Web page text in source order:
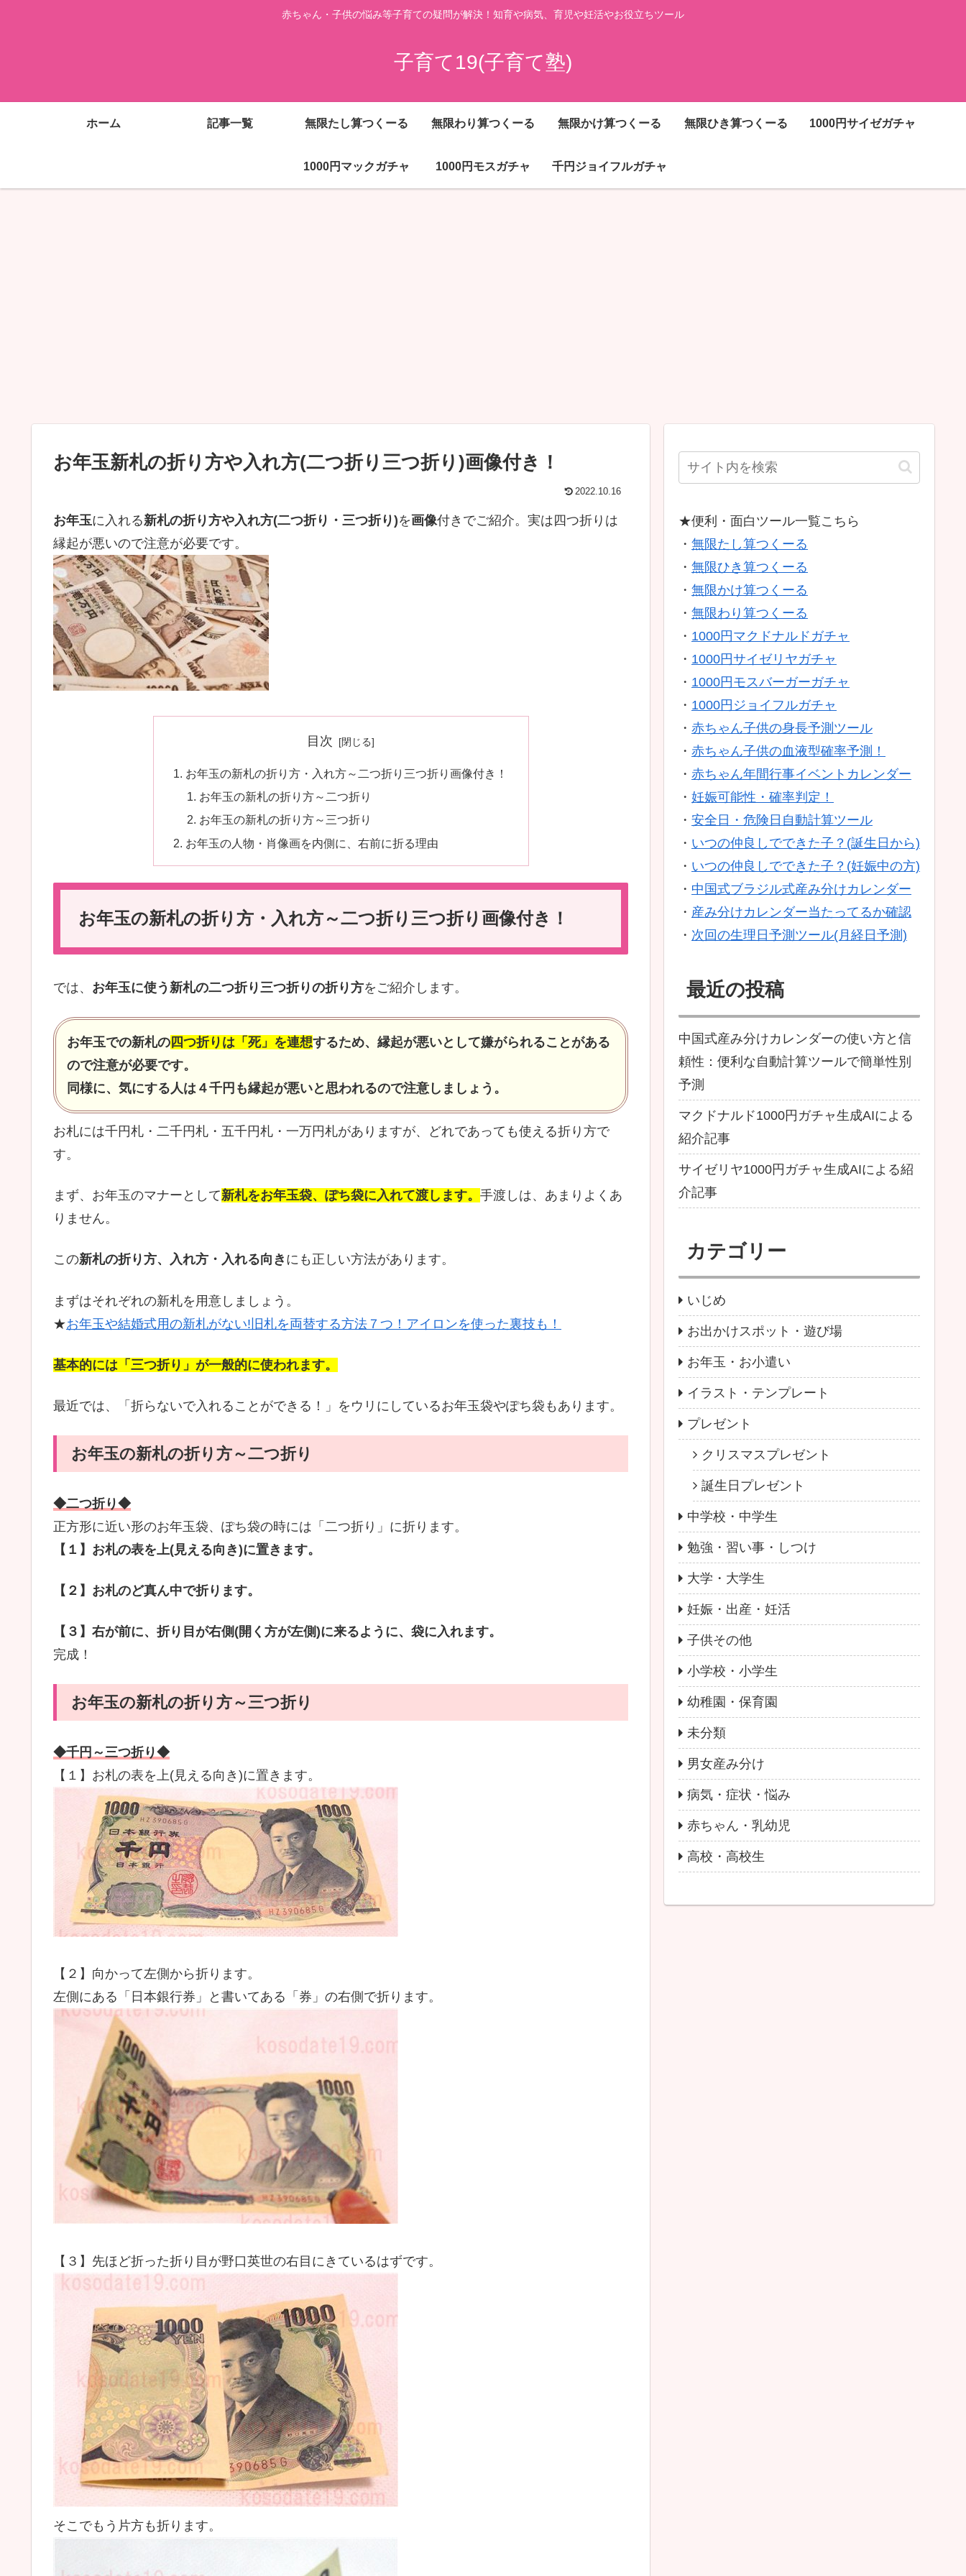
赤ちゃん・子供の悩み等子育ての疑問が解決！知育や病気、育児や妊活やお役立ちツール
子育て19(子育て塾)
ホーム 記事一覧 無限たし算つくーる 無限わり算つくーる 無限かけ算つくーる 無限ひき算つくーる 1000円サイゼガチャ
1000円マックガチャ 1000円モスガチャ 千円ジョイフルガチャ
お年玉新札の折り方や入れ方(二つ折り三つ折り)画像付き！
2022.10.16
お年玉に入れる新札の折り方や入れ方(二つ折り・三つ折り)を画像付きでご紹介。実は四つ折りは
縁起が悪いので注意が必要です。
目次
お年玉の新札の折り方・入れ方～二つ折り三つ折り画像付き！
お年玉の新札の折り方～二つ折り
お年玉の新札の折り方～三つ折り
お年玉の人物・肖像画を内側に、右前に折る理由
お年玉の新札の折り方・入れ方～二つ折り三つ折り画像付き！
では、 お年玉に使う新札の二つ折り三つ折りの折り方をご紹介します。
お年玉での新札の 四つ折りは「死」を連想するため、縁起が悪いとして嫌がられることがある
ので注意が必要です。
同様に、気にする人は４千円も縁起が悪いと思われるので注意しましょう。
お札には千円札・二千円札・五千円札・一万円札がありますが、どれであっても使える折り方で
す。
まず、お年玉のマナーとして新札をお年玉袋、ぽち袋に入れて渡します。 手渡しは、あまりよくあ
りません。
この新札の折り方、入れ方・入れる向き にも正しい方法があります。
まずはそれぞれの新札を用意しましょう。
★お年玉や結婚式用の新札がない!旧札を両替する方法７つ！アイロンを使った裏技も！
基本的には「三つ折り」が一般的に使われます。
最近では、「折らないで入れることができる！」をウリにしているお年玉袋やぽち袋もあります。
お年玉の新札の折り方～二つ折り
◆二つ折り◆
正方形に近い形のお年玉袋、ぽち袋の時には「二つ折り」に折ります。
【１】お札の表を上(見える向き)に置きます。
【２】お札のど真ん中で折ります。
【３】右が前に、折り目が右側(開く方が左側)に来るように、袋に入れます。
完成！
お年玉の新札の折り方～三つ折り
◆千円～三つ折り◆
【１】お札の表を上(見える向き)に置きます。
【２】向かって左側から折ります。
左側にある「日本銀行券」と書いてある「券」の右側で折ります。
【３】先ほど折った折り目が野口英世の右目にきているはずです。
そこでもう片方も折ります。
★便利・面白ツール一覧こちら
・ 無限たし算つくーる
・ 無限ひき算つくーる
・ 無限かけ算つくーる
・ 無限わり算つくーる
・ 1000円マクドナルドガチャ
・ 1000円サイゼリヤガチャ
・ 1000円モスバーガーガチャ
・ 1000円ジョイフルガチャ
・ 赤ちゃん子供の身長予測ツール
・ 赤ちゃん子供の血液型確率予測！
・ 赤ちゃん年間行事イベントカレンダー
・ 妊娠可能性・確率判定！
・ 安全日・危険日自動計算ツール
・ いつの仲良しでできた子？(誕生日から)
・ いつの仲良しでできた子？(妊娠中の方)
・ 中国式ブラジル式産み分けカレンダー
・ 産み分けカレンダー当たってるか確認
・ 次回の生理日予測ツール(月経日予測)
最近の投稿
中国式産み分けカレンダーの使い方と信
頼性：便利な自動計算ツールで簡単性別
予測
マクドナルド1000円ガチャ生成AIによる
紹介記事
サイゼリヤ1000円ガチャ生成AIによる紹
介記事
カテゴリー
いじめ
お出かけスポット・遊び場
お年玉・お小遣い
イラスト・テンプレート
プレゼント
クリスマスプレゼント
誕生日プレゼント
中学校・中学生
勉強・習い事・しつけ
大学・大学生
妊娠・出産・妊活
子供その他
小学校・小学生
幼稚園・保育園
未分類
男女産み分け
病気・症状・悩み
赤ちゃん・乳幼児
高校・高校生